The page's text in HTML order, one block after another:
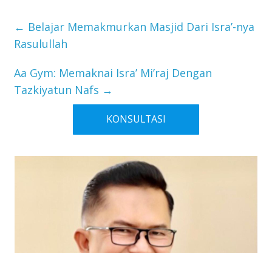
← Belajar Memakmurkan Masjid Dari Isra’-nya
Rasulullah
Aa Gym: Memaknai Isra’ Mi’raj Dengan
Tazkiyatun Nafs →
KONSULTASI